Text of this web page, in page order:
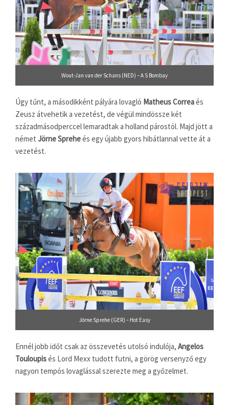
Wout-Jan van der Schans (NED) – A S Bombay
Úgy tűnt, a másodikként pályára lovagló Matheus Correaés
Zeusz átvehetik a vezetést, de végül mindössze két
századmásodperccel lemaradtak a holland párostól. Majd jött a
német Jörne Spreheés egy újabb gyors hibátlannal vette át a
vezetést.
Jörne Sprehe (GER) – Hot Easy
Ennél jobb időt csak az összevetés utolsó indulója, Angelos
Touloupisés Lord Mexx tudott futni, a görög versenyző egy
nagyon tempós lovaglással szerezte meg a győzelmet.